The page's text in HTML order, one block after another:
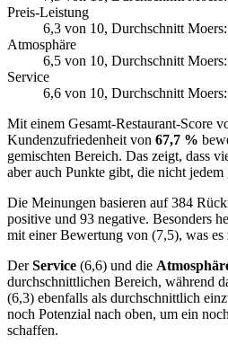
Preis-Leistung
6,3 von 10, Durchschnitt
Atmosphäre
6,5 von 10, Durchschnitt
Service
6,6 von 10, Durchschnitt
Mit einem Gesamt-Restaurant-Score
Kundenzufriedenheit von 67,7 %
gemischten Bereich. Das zeigt, dass
aber auch Punkte gibt, die nicht jedem
Die Meinungen basieren auf 384
positive und 93 negative. Besonders
mit einer Bewertung von (7,5), was es
DerService (6,6) und die
durchschnittlichen Bereich, während
(6,3) ebenfalls als durchschnittlich
noch Potenzial nach oben, um ein
schaffen.